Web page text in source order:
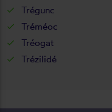
Trégunc
Tréméoc
Tréogat
Trézilidé